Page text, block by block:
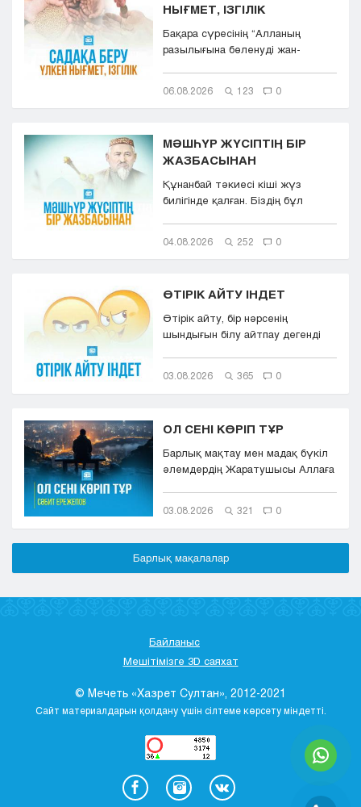
НЫҒМЕТ, ІЗГІЛІК
Бақара сүресінің “Aлланың
разылығына бөленуді жан-
06.08.2026 123 0
МӘШҺҮР ЖҮСІПТІҢ БІР
ЖАЗБАСЫНАН
Құнанбай тәкиесі кіші жүз
билігінде қалған. Біздің бұл
04.08.2026 252 0
ӨТІРІК АЙТУ ІНДЕТ
Өтірік айту, бір нәрсенің
шындығын білу айтпау дегенді
03.08.2026 365 0
ОЛ СЕНІ КӨРІП ТҰР
Барлық мақтау мен мадақ бүкіл
әлемдердің Жаратушысы Аллаға
03.08.2026 321 0
Барлық мақалалар
Байланыс
Мешітімізге 3D саяхат
© Мечеть «Хазрет Султан», 2012-2021
Сайт материалдарын қолдану үшін сілтеме көрсету міндетті.